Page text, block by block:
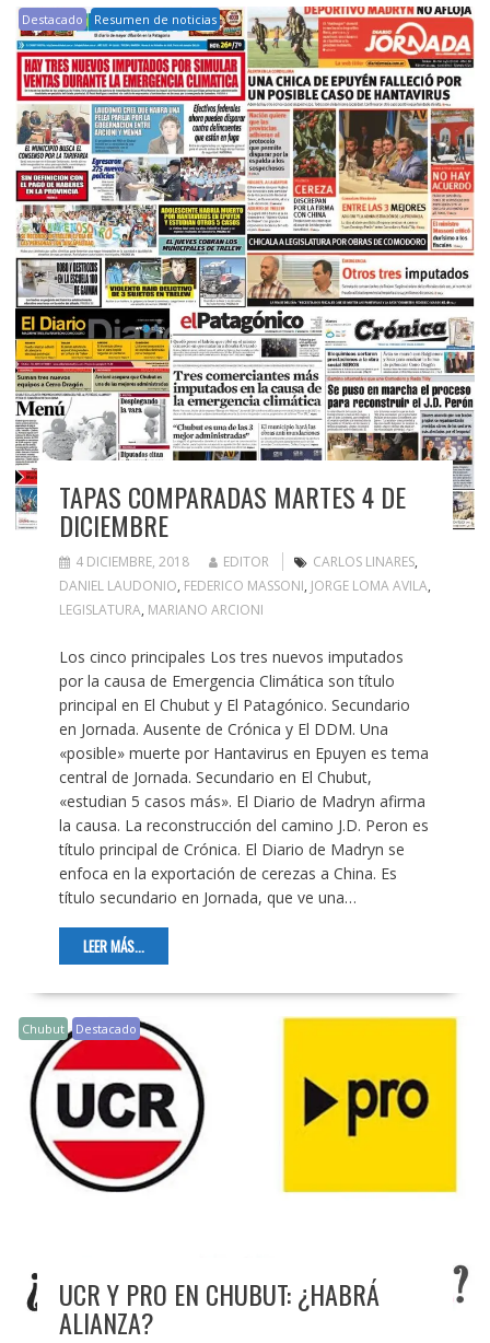
Destacado Resumen de noticias
TAPAS COMPARADAS MARTES 4 DE
DICIEMBRE
4 DICIEMBRE, 2018 EDITOR CARLOS LINARES,
DANIEL LAUDONIO, FEDERICO MASSONI, JORGE LOMA AVILA,
LEGISLATURA, MARIANO ARCIONI
Los cinco principales Los tres nuevos imputados
por la causa de Emergencia Climática son título
principal en El Chubut y El Patagónico. Secundario
en Jornada. Ausente de Crónica y El DDM. Una
«posible» muerte por Hantavirus en Epuyen es tema
central de Jornada. Secundario en El Chubut,
«estudian 5 casos más». El Diario de Madryn afirma
la causa. La reconstrucción del camino J.D. Peron es
título principal de Crónica. El Diario de Madryn se
enfoca en la exportación de cerezas a China. Es
título secundario en Jornada, que ve una…
LEER MÁS...
Chubut Destacado
UCR Y PRO EN CHUBUT: ¿HABRÁ
ALIANZA?